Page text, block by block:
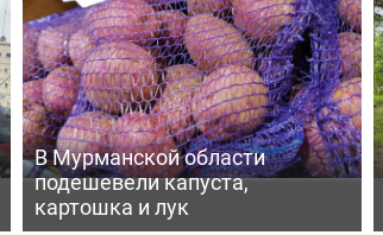
В Мурманской области
подешевели капуста,
картошка и лук